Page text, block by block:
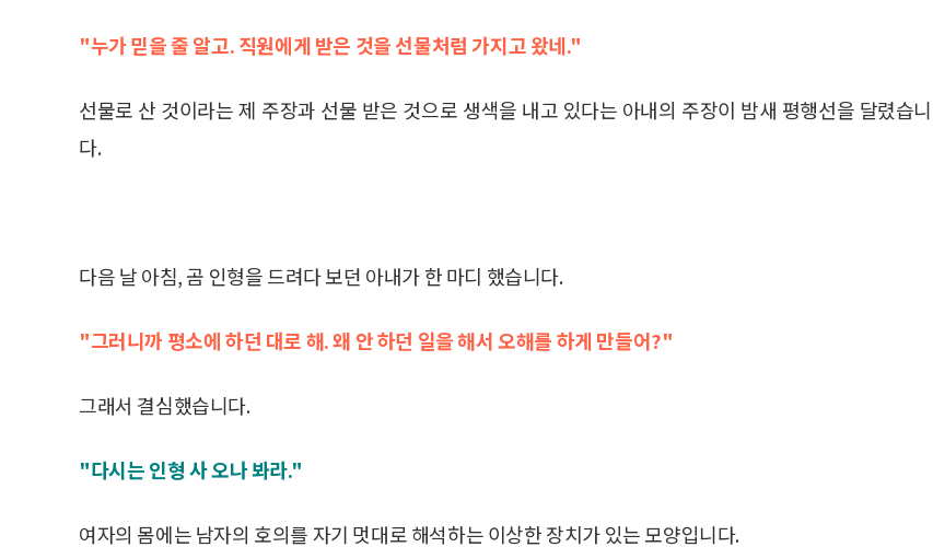
"누가 믿을 줄 알고. 직원에게 받은 것을 선물처럼 가지고 왔네."
선물로 산 것이라는 제 주장과 선물 받은 것으로 생색을 내고 있다는 아내의 주장이 밤새 평행선을 달렸습니
다.
다음 날 아침, 곰 인형을 드려다 보던 아내가 한 마디 했습니다.
"그러니까 평소에 하던 대로 해. 왜 안 하던 일을 해서 오해를 하게 만들어?"
그래서 결심했습니다.
"다시는 인형 사 오나 봐라."
여자의 몸에는 남자의 호의를 자기 멋대로 해석하는 이상한 장치가 있는 모양입니다.